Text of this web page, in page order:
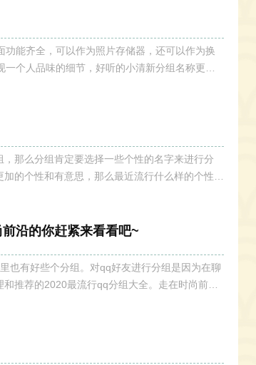
能齐全，可以作为照片存储器，还可以作为换
个人品味的细节，好听的小清新分组名称更让
给予到帮助。 qq分组名称好听小清
那么分组肯定要选择一些个性的名字来进行分
的个性和有意思，那么最近流行什么样的个性
沿的你赶紧来看看吧~
也有好些个分组。对qq好友进行分组是因为在聊
推荐的2020最流行qq分组大全。走在时尚前沿
友